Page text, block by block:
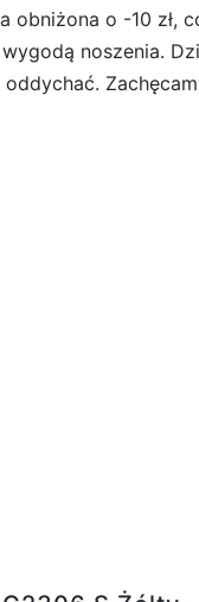
obniżona o -10
noszenia.